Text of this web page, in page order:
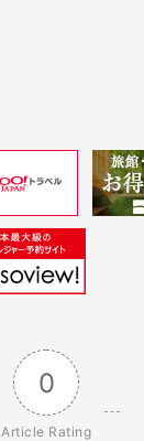
0
Article Rating